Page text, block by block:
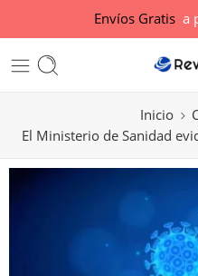
Envíos Gratisa
Inicio
El Ministerio de Sanidad